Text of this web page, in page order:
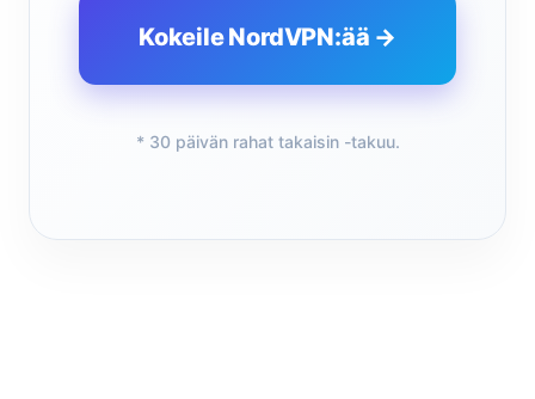
Kokeile NordVPN:ää →
* 30 päivän rahat takaisin -takuu.